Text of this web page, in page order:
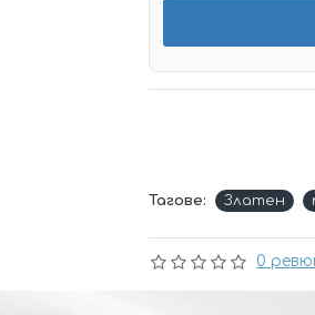
0
Тагове: Златен